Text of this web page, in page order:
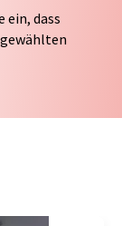
ein, dass
darf
von